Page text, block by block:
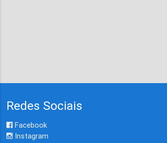
Redes Sociais
Facebook
Instagram